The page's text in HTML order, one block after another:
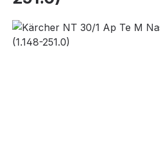
Bildergalerie überspringen